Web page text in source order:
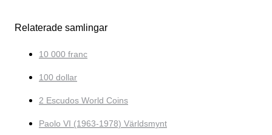
Relaterade samlingar
10 000 franc
100 dollar
2 Escudos World Coins
Paolo VI (1963-1978) Världsmynt